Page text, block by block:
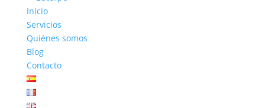
Inicio
Servicios
Quiénes somos
Blog
Contacto